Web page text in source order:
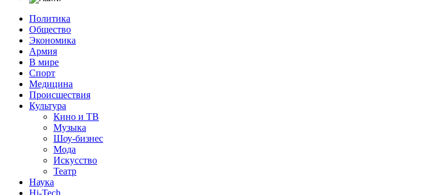
Политика
Общество
Экономика
Армия
В мире
Спорт
Медицина
Происшествия
Культура
Кино и ТВ
Музыка
Шоу-бизнес
Мода
Искусство
Театр
Наука
Hi-Tech